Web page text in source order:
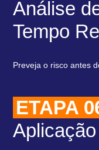
Análise
Tempo
Preveja o risco antes
ETAPA